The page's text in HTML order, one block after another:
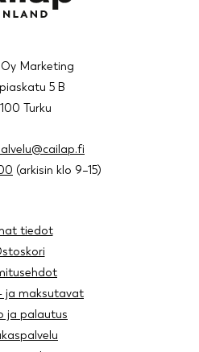
Marketing
5 B
Turku
(arkisin klo 9–15)
tiedot
ja maksutavat
ja palautus